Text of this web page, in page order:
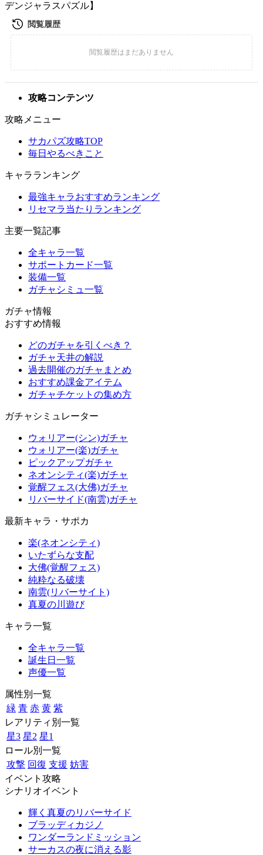
デンジャラスパズル】
攻略コンテンツ
攻略メニュー
サカパズ攻略TOP
毎日やるべきこと
キャラランキング
最強キャラおすすめランキング
リセマラ当たりランキング
主要一覧記事
全キャラ一覧
サポートカード一覧
装備一覧
ガチャシミュ一覧
ガチャ情報
おすすめ情報
どのガチャを引くべき？
ガチャ天井の解説
過去開催のガチャまとめ
おすすめ課金アイテム
ガチャチケットの集め方
ガチャシミュレーター
ウォリアー(シン)ガチャ
ウォリアー(楽)ガチャ
ピックアップガチャ
ネオンシティ(楽)ガチャ
覚醒フェス(大佛)ガチャ
リバーサイド(南雲)ガチャ
最新キャラ・サポカ
楽(ネオンシティ)
いたずらな支配
大佛(覚醒フェス)
純粋なる破壊
南雲(リバーサイト)
真夏の川遊び
キャラ一覧
全キャラ一覧
誕生日一覧
声優一覧
属性別一覧
緑 青 赤 黄 紫
レアリティ別一覧
星3 星2 星1
ロール別一覧
攻撃 回復 支援 妨害
イベント攻略
シナリオイベント
輝く真夏のリバーサイド
ブラッディカジノ
ワンダーランドミッション
サーカスの夜に消える影